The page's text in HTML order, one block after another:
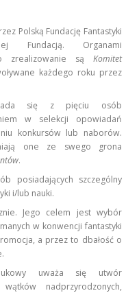
Polską Fundację Fantastyki
Fundacją. Organami
zrealizowanie są Komitet
każdego roku przez
się z pięciu osób
w selekcji opowiadań
konkursów lub naborów.
one ze swego grona
.
posiadających szczególny
i/lub nauki.
Jego celem jest wybór
w konwencji fantastyki
a przez to dbałość o
uważa się utwór
nadprzyrodzonych,